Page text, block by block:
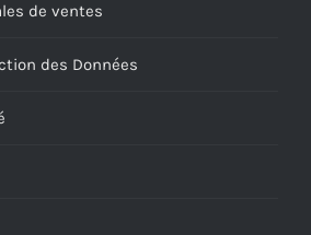
de ventes
des Données